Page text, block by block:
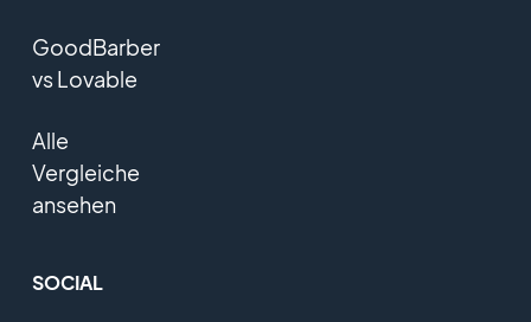
GoodBarber
vs Lovable
Alle
Vergleiche
ansehen
SOCIAL